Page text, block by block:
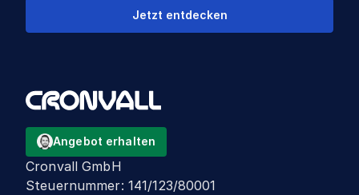
Jetzt entdecken
Angebot erhalten
Cronvall GmbH
Steuernummer: 141/123/80001